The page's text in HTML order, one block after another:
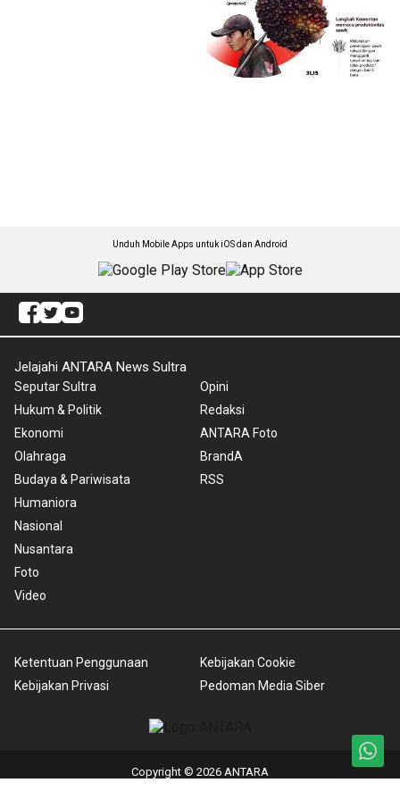
Unduh Mobile Apps untuk iOS dan Android
Jelajahi ANTARA News Sultra
Seputar Sultra
Hukum & Politik
Ekonomi
Olahraga
Budaya & Pariwisata
Humaniora
Nasional
Nusantara
Foto
Video
Opini
Redaksi
ANTARA Foto
BrandA
RSS
Ketentuan Penggunaan
Kebijakan Privasi
Kebijakan Cookie
Pedoman Media Siber
Copyright © 2026 ANTARA